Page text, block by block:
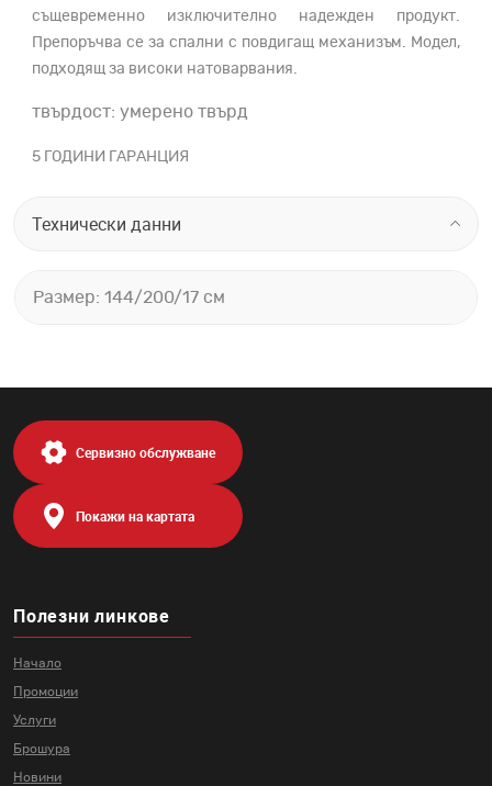
същевременно изключително надежден продукт.
Препоръчва се за спални с повдигащ механизъм. Модел,
подходящ за високи натоварвания.
твърдост: умерено твърд
5 ГОДИНИ ГАРАНЦИЯ
Технически данни
Размер: 144/200/17 см
Полезни линкове
Начало
Промоции
Услуги
Брошура
Новини
Сервизно обслужване
Покажи на картата